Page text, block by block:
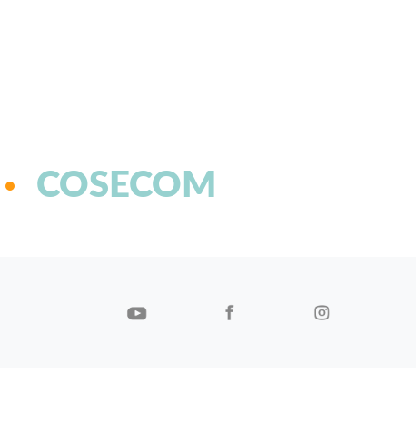
COSECOM